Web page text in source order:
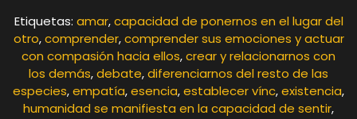
Etiquetas: amar,capacidad de ponernos en el lugar del
otro,comprender,comprender sus emociones y actuar
con compasión hacia ellos,crear y relacionarnos con
los demás,debate,diferenciarnos del resto de las
especies,empatía,esencia,establecer vínc,existencia,
humanidad se manifiesta en la capacidad de sentir,